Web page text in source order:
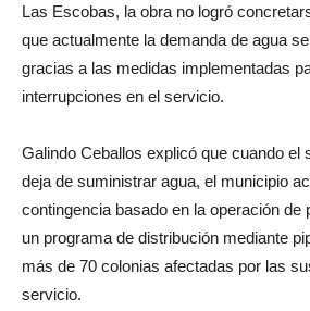
Las Escobas, la obra no logró
que actualmente la demanda de agua
gracias a las medidas implementadas
interrupciones en el servicio.
Galindo Ceballos explicó que cuando el
deja de suministrar agua, el municipio
contingencia basado en la operación de
un programa de distribución mediante
más de 70 colonias afectadas por las
servicio.